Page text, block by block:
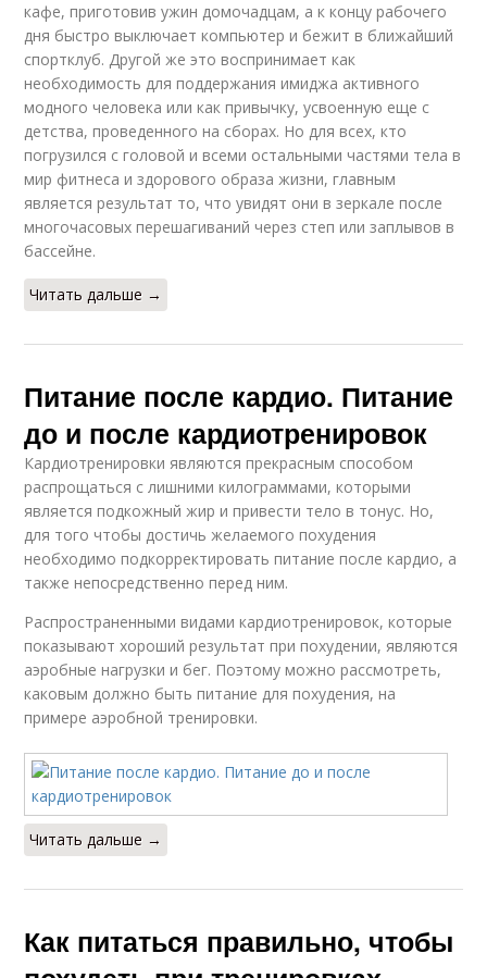
кафе, приготовив ужин домочадцам, а к концу рабочего
дня быстро выключает компьютер и бежит в ближайший
спортклуб. Другой же это воспринимает как
необходимость для поддержания имиджа активного
модного человека или как привычку, усвоенную еще с
детства, проведенного на сборах. Но для всех, кто
погрузился с головой и всеми остальными частями тела в
мир фитнеса и здорового образа жизни, главным
является результат то, что увидят они в зеркале после
многочасовых перешагиваний через степ или заплывов в
бассейне.
Читать дальше →
Питание после кардио. Питание
до и после кардиотренировок
Кардиотренировки являются прекрасным способом
распрощаться с лишними килограммами, которыми
является подкожный жир и привести тело в тонус. Но,
для того чтобы достичь желаемого похудения
необходимо подкорректировать питание после кардио, а
также непосредственно перед ним.
Распространенными видами кардиотренировок, которые
показывают хороший результат при похудении, являются
аэробные нагрузки и бег. Поэтому можно рассмотреть,
каковым должно быть питание для похудения, на
примере аэробной тренировки.
Читать дальше →
Как питаться правильно, чтобы